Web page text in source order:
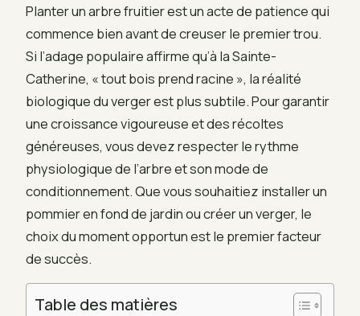
Planter un arbre fruitier est un acte de patience qui
commence bien avant de creuser le premier trou.
Si l’adage populaire affirme qu’à la Sainte-
Catherine, « tout bois prend racine », la réalité
biologique du verger est plus subtile. Pour garantir
une croissance vigoureuse et des récoltes
généreuses, vous devez respecter le rythme
physiologique de l’arbre et son mode de
conditionnement. Que vous souhaitiez installer un
pommier en fond de jardin ou créer un verger, le
choix du moment opportun est le premier facteur
de succès.
Table des matières